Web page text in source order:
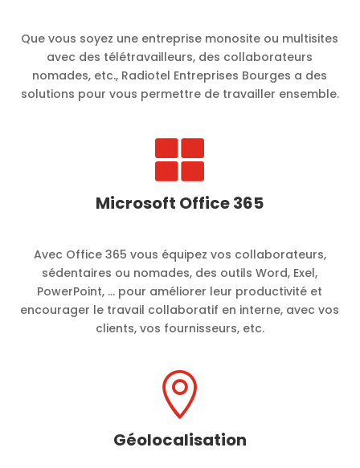
Que vous soyez une entreprise monosite ou multisites
avec des télétravailleurs, des collaborateurs
nomades, etc., Radiotel Entreprises Bourges a des
solutions pour vous permettre de travailler ensemble.

Microsoft Office 365
Avec Office 365 vous équipez vos collaborateurs,
sédentaires ou nomades, des outils Word, Exel,
PowerPoint, … pour améliorer leur productivité et
encourager le travail collaboratif en interne, avec vos
clients, vos fournisseurs, etc.

Géolocalisation